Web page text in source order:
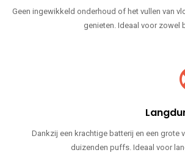
Geen ingewikkeld onderhoud of het vullen van
genieten. Ideaal voor zowel
Dankzij een krachtige batterij en een
duizenden puffs. Ideaal voor